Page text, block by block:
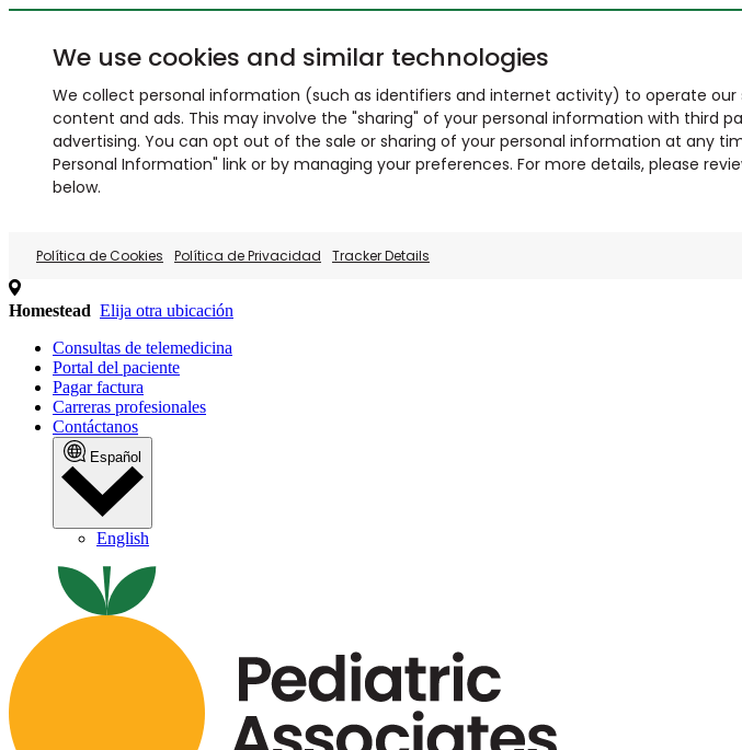
We use cookies and similar technologies
We collect personal information (such as identifiers and internet activity) to operate our
content and ads. This may involve the "sharing" of your personal information with third
advertising. You can opt out of the sale or sharing of your personal information at any
Personal Information" link or by managing your preferences. For more details, please
below.
Política de Cookies Política de Privacidad Tracker Details
Homestead Elija otra ubicación
Consultas de telemedicina
Portal del paciente
Pagar factura
Carreras profesionales
Contáctanos
Español
English